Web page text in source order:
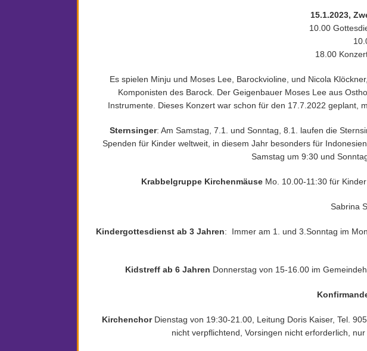
15.1.2023,
10.00
18.00
Es spielen Minju und Moses Lee, Barockvioline, und Nicola
Komponisten des Barock. Der Geigenbauer Moses Lee aus
Instrumente. Dieses Konzert war schon für den 17.7.2022 geplant,
Sternsinger: Am Samstag, 7.1. und Sonntag, 8.1. laufen die
Spenden für Kinder weltweit, in diesem Jahr besonders für
Samstag um 9:30 und
Krabbelgruppe Kirchenmäuse Mo. 10.00-11:30 für
Sabrina
Kindergottesdienst ab 3 Jahren: Immer am 1. und 3.Sonntag im
Kidstreff ab 6 Jahren Donnerstag von 15-16.00 im
Kirchenchor Dienstag von 19:30-21.00, Leitung Doris Kaiser, Tel.
nicht verpflichtend, Vorsingen nicht erforderlich,